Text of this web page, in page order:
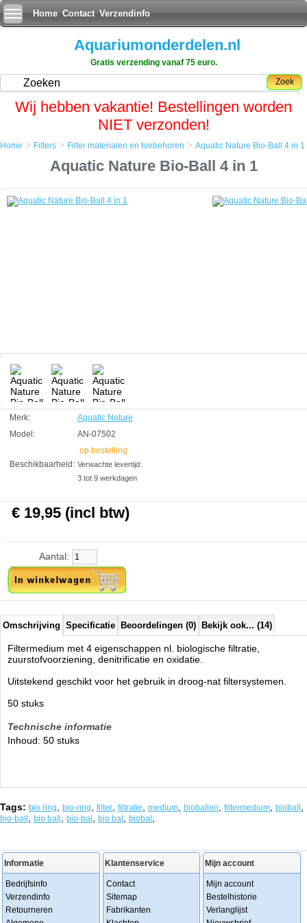
Home Contact Verzendinfo
Aquariumonderdelen.nl
Gratis verzending vanaf 75 euro.
Zoek
Wij hebben vakantie! Bestellingen worden
NIET verzonden!
Aquatic Nature Bio-Ball 4 in 1
Model:
Product ID:
271 19.95 19.95 Available from:
OrderNew
Home > Filters > Filter materialen en toebehoren > Aquatic Nature Bio-Ball 4 in 1
Aquatic Nature Bio-Ball 4 in 1
Merk:
Aquatic Nature
Model:
AN-07502
Beschikbaarheid:
op bestelling
Verwachte levertijd:
3 tot 9 werkdagen
€ 19,95 (incl btw)
Aantal:
Omschrijving Specificatie Beoordelingen (0) Bekijk ook... (14)
Filtermedium met 4 eigenschappen nl. biologische filtratie,
zuurstofvoorziening, denitrificatie en oxidatie.
Uitstekend geschikt voor het gebruik in droog-nat filtersystemen.
50 stuks
Technische informatie
Inhoud: 50 stuks
Tags: bio ring bio-ring filter filtratie medium bioballen filtermedium bioball
bio-ball bio ball bio-bal bio bal biobal
Informatie
Bedrijfsinfo
Verzendinfo
Retourneren
Klantenservice
Contact
Sitemap
Fabrikanten
Mijn account
Mijn account
Bestelhistorie
Verlanglijst